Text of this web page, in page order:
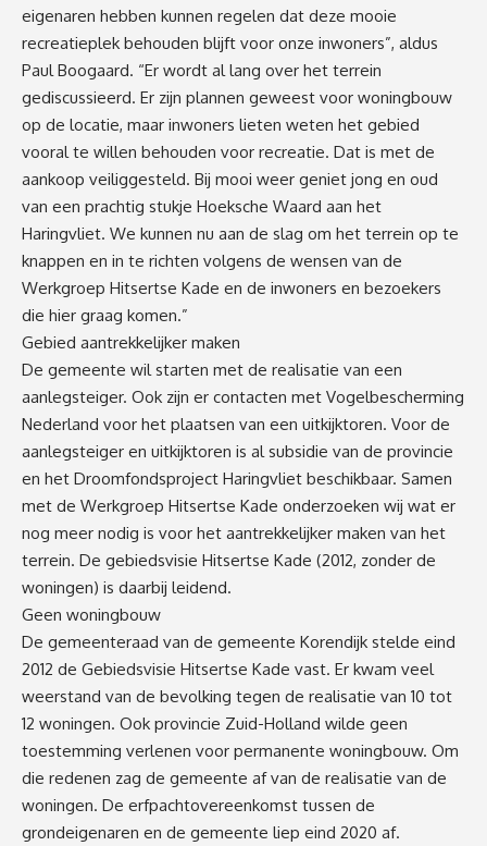
eigenaren hebben kunnen regelen dat deze mooie
recreatieplek behouden blijft voor onze inwoners”, aldus
Paul Boogaard. “Er wordt al lang over het terrein
gediscussieerd. Er zijn plannen geweest voor woningbouw
op de locatie, maar inwoners lieten weten het gebied
vooral te willen behouden voor recreatie. Dat is met de
aankoop veiliggesteld. Bij mooi weer geniet jong en oud
van een prachtig stukje Hoeksche Waard aan het
Haringvliet. We kunnen nu aan de slag om het terrein op te
knappen en in te richten volgens de wensen van de
Werkgroep Hitsertse Kade en de inwoners en bezoekers
die hier graag komen.”
Gebied aantrekkelijker maken
De gemeente wil starten met de realisatie van een
aanlegsteiger. Ook zijn er contacten met Vogelbescherming
Nederland voor het plaatsen van een uitkijktoren. Voor de
aanlegsteiger en uitkijktoren is al subsidie van de provincie
en het Droomfondsproject Haringvliet beschikbaar. Samen
met de Werkgroep Hitsertse Kade onderzoeken wij wat er
nog meer nodig is voor het aantrekkelijker maken van het
terrein. De gebiedsvisie Hitsertse Kade (2012, zonder de
woningen) is daarbij leidend.
Geen woningbouw
De gemeenteraad van de gemeente Korendijk stelde eind
2012 de Gebiedsvisie Hitsertse Kade vast. Er kwam veel
weerstand van de bevolking tegen de realisatie van 10 tot
12 woningen. Ook provincie Zuid-Holland wilde geen
toestemming verlenen voor permanente woningbouw. Om
die redenen zag de gemeente af van de realisatie van de
woningen. De erfpachtovereenkomst tussen de
grondeigenaren en de gemeente liep eind 2020 af.